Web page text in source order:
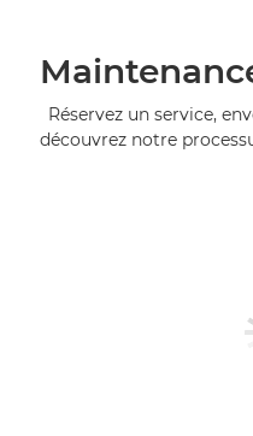
Réservez un service,
découvrez notre